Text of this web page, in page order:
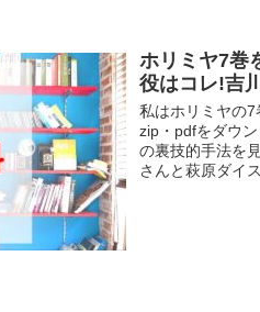
ホリミヤ7巻
役はコレ!吉
私はホリミヤの
zip・pdfをダウ
の裏技的手法を
さんと萩原ダイ